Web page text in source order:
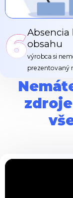
6Absencia
obsahu
výrobca si
prezentovaný